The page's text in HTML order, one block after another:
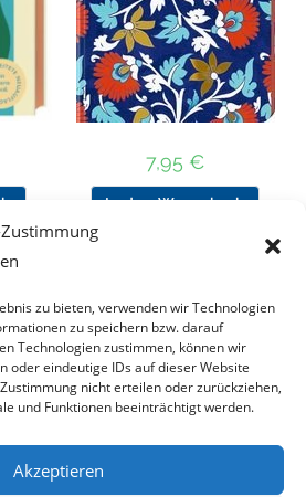
zu bieten, verwenden wir Technologien
zu speichern bzw. darauf
Technologien zustimmen, können wir
oder eindeutige IDs auf dieser Website
nicht erteilen oder zurückziehen,
und Funktionen beeinträchtigt werden.
Akzeptieren
7,95 €
In den Warenkorb